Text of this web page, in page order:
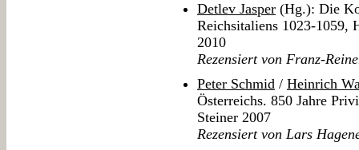
Detlev Jasper (Hg.): Die
Reichsitaliens 1023-1059,
2010
Rezensiert von Franz-
Peter Schmid / Heinrich
Österreichs. 850 Jahre
Steiner 2007
Rezensiert von Lars